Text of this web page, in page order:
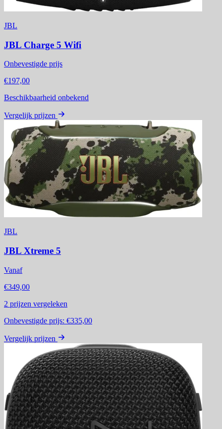
JBL
JBL Charge 5 Wifi
Onbevestigde prijs
€197,00
Beschikbaarheid onbekend
Vergelijk prijzen
JBL
JBL Xtreme 5
Vanaf
€349,00
2 prijzen vergeleken
Onbevestigde prijs: €335,00
Vergelijk prijzen